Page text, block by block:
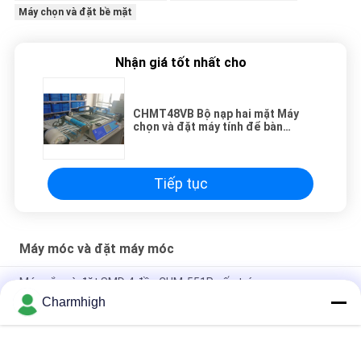
Máy chọn và đặt bề mặt
Nhận giá tốt nhất cho
CHMT48VB Bộ nạp hai mặt Máy
chọn và đặt máy tính để bàn
Tiếp tục
Máy móc và đặt máy móc
Máy gắp và đặt SMD 4 đầu CHM-551P cấu trúc gang
Thiết kế hẹp Mô-đun TC06 độ chính xác cao Máy gắp và đặt
SMT 6 đầu Hỗ trợ 01005
Charmhigh